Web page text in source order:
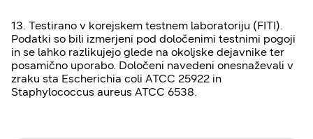
13. Testirano v korejskem testnem laboratoriju (FITI).
Podatki so bili izmerjeni pod določenimi testnimi pogoji
in se lahko razlikujejo glede na okoljske dejavnike ter
posamično uporabo. Določeni navedeni onesnaževali v
zraku sta Escherichia coli ATCC 25922 in
Staphylococcus aureus ATCC 6538.